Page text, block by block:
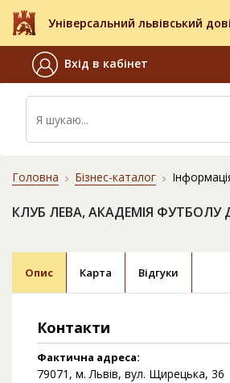
Універсальний львівський
Вхід в кабінет
Головна Бізнес-каталог
КЛУБ ЛЕВА, АКАДЕМІЯ
Опис Карта Відгуки
Контакти
Фактична адреса:
79071, м. Львів, вул. Щирецька, 36